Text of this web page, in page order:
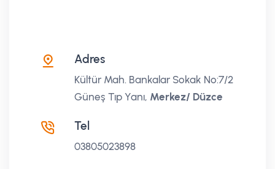
Adres
Kültür Mah. Bankalar Sokak No:7/2
Güneş Tıp Yanı, Merkez/ Düzce
Tel
03805023898